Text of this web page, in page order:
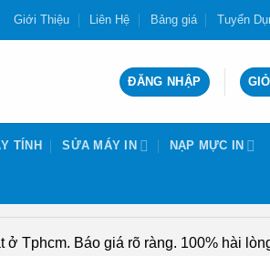
Giới Thiệu Liên Hệ Bảng giá Tuyển
ĐĂNG NHẬP
TÍNH SỬA MÁY IN NẠP MỰC IN
Tphcm. Báo giá rõ ràng. 100% hài